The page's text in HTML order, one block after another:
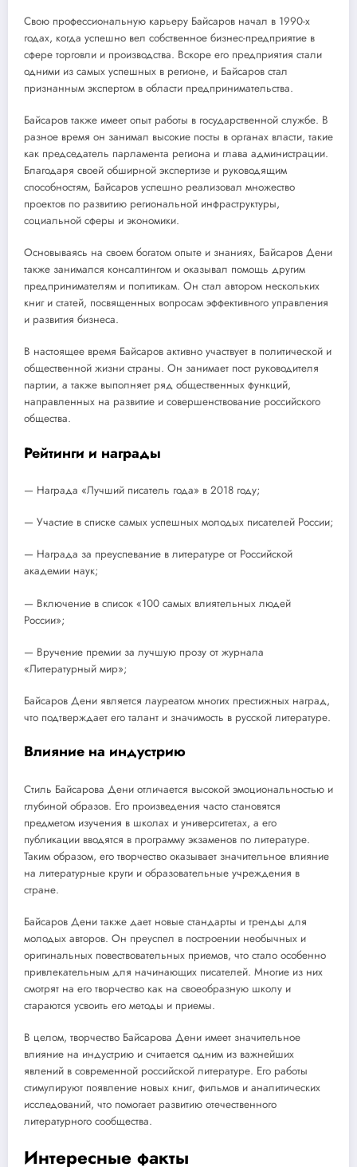
Свою профессиональную карьеру Байсаров начал в 1990-х
годах, когда успешно вел собственное бизнес-предприятие в
сфере торговли и производства. Вскоре его предприятия стали
одними из самых успешных в регионе, и Байсаров стал
признанным экспертом в области предпринимательства.
Байсаров также имеет опыт работы в государственной службе. В
разное время он занимал высокие посты в органах власти, такие
как председатель парламента региона и глава администрации.
Благодаря своей обширной экспертизе и руководящим
способностям, Байсаров успешно реализовал множество
проектов по развитию региональной инфраструктуры,
социальной сферы и экономики.
Основываясь на своем богатом опыте и знаниях, Байсаров Дени
также занимался консалтингом и оказывал помощь другим
предпринимателям и политикам. Он стал автором нескольких
книг и статей, посвященных вопросам эффективного управления
и развития бизнеса.
В настоящее время Байсаров активно участвует в политической и
общественной жизни страны. Он занимает пост руководителя
партии, а также выполняет ряд общественных функций,
направленных на развитие и совершенствование российского
общества.
Рейтинги и награды
— Награда «Лучший писатель года» в 2018 году;
— Участие в списке самых успешных молодых писателей России;
— Награда за преуспевание в литературе от Российской
академии наук;
— Включение в список «100 самых влиятельных людей
России»;
— Вручение премии за лучшую прозу от журнала
«Литературный мир»;
Байсаров Дени является лауреатом многих престижных наград,
что подтверждает его талант и значимость в русской литературе.
Влияние на индустрию
Стиль Байсарова Дени отличается высокой эмоциональностью и
глубиной образов. Его произведения часто становятся
предметом изучения в школах и университетах, а его
публикации вводятся в программу экзаменов по литературе.
Таким образом, его творчество оказывает значительное влияние
на литературные круги и образовательные учреждения в
стране.
Байсаров Дени также дает новые стандарты и тренды для
молодых авторов. Он преуспел в построении необычных и
оригинальных повествовательных приемов, что стало особенно
привлекательным для начинающих писателей. Многие из них
смотрят на его творчество как на своеобразную школу и
стараются усвоить его методы и приемы.
В целом, творчество Байсарова Дени имеет значительное
влияние на индустрию и считается одним из важнейших
явлений в современной российской литературе. Его работы
стимулируют появление новых книг, фильмов и аналитических
исследований, что помогает развитию отечественного
литературного сообщества.
Интересные факты